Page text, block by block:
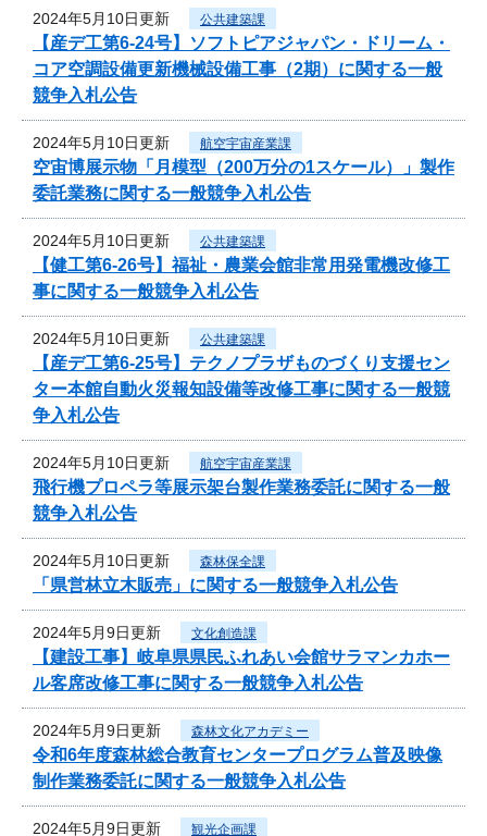
2024年5月10日更新 公共建築課
【産デ工第6-24号】ソフトピアジャパン・ドリーム・
コア空調設備更新機械設備工事（2期）に関する一般
競争入札公告
2024年5月10日更新 航空宇宙産業課
空宙博展示物「月模型（200万分の1スケール）」製作
委託業務に関する一般競争入札公告
2024年5月10日更新 公共建築課
【健工第6-26号】福祉・農業会館非常用発電機改修工
事に関する一般競争入札公告
2024年5月10日更新 公共建築課
【産デ工第6-25号】テクノプラザものづくり支援セン
ター本館自動火災報知設備等改修工事に関する一般競
争入札公告
2024年5月10日更新 航空宇宙産業課
飛行機プロペラ等展示架台製作業務委託に関する一般
競争入札公告
2024年5月10日更新 森林保全課
「県営林立木販売」に関する一般競争入札公告
2024年5月9日更新 文化創造課
【建設工事】岐阜県県民ふれあい会館サラマンカホー
ル客席改修工事に関する一般競争入札公告
2024年5月9日更新 森林文化アカデミー
令和6年度森林総合教育センタープログラム普及映像
制作業務委託に関する一般競争入札公告
2024年5月9日更新 観光企画課